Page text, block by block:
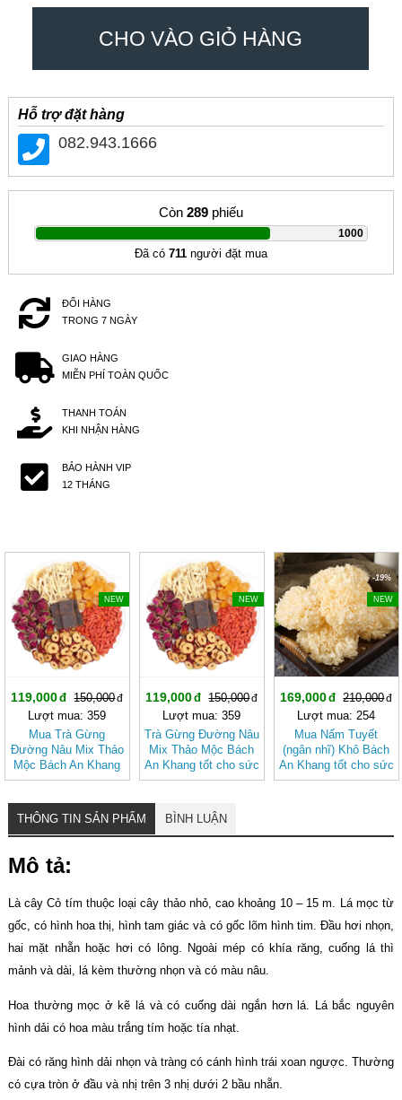
CHO VÀO GIỎ HÀNG
Hỗ trợ đặt hàng
082.943.1666
Còn 289phiếu
1000
|
Đã có 711người đặt mua
ĐỔI HÀNG
TRONG 7 NGÀY
GIAO HÀNG
MIỄN PHÍ TOÀN QUỐC
THANH TOÁN
KHI NHẬN HÀNG
BẢO HÀNH VIP
12 THÁNG
-20%
NEW
119,000
150,000
Lượt mua: 359
Mua Trà Gừng
Đường Nâu Mix Thảo
Mộc Bách An Khang
– Thơm Ấm Tự
-20%
NEW
119,000
150,000
Lượt mua: 359
Trà Gừng Đường Nâu
Mix Thảo Mộc Bách
An Khang tốt cho sức
khỏe, dễ uống
-19%
NEW
169,000
210,000
Lượt mua: 254
Mua Nấm Tuyết
(ngân nhĩ) Khô Bách
An Khang tốt cho sức
khỏe
THÔNG TIN SẢN PHẨM BÌNH LUẬN
Mô tả:
Là cây Cỏ tím thuộc loại cây thảo nhỏ, cao khoảng 10 – 15 m. Lá mọc từ
gốc, có hình hoa thị, hình tam giác và có gốc lõm hình tim. Đầu hơi nhọn,
hai mặt nhẵn hoặc hơi có lông. Ngoài mép có khía răng, cuống lá thì
mảnh và dài, lá kèm thường nhọn và có màu nâu.
Hoa thường mọc ở kẽ lá và có cuống dài ngắn hơn lá. Lá bắc nguyên
hình dải có hoa màu trắng tím hoặc tía nhạt.
Đài có răng hình dải nhọn và tràng có cánh hình trái xoan ngược. Thường
có cựa tròn ở đầu và nhị trên 3 nhị dưới 2 bầu nhẵn.